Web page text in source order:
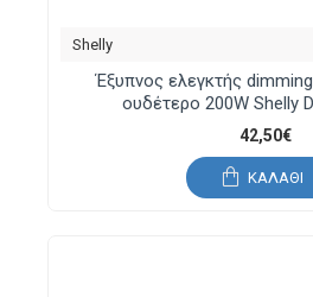
Shelly
Έξυπνος ελεγκτής
ουδέτερο 200W Shelly
42,50€
ΚΑΛΆΘΙ